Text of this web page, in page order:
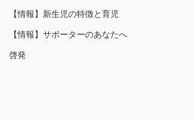
【情報】新生児の特徴と育児
【情報】サポーターのあなたへ
啓発